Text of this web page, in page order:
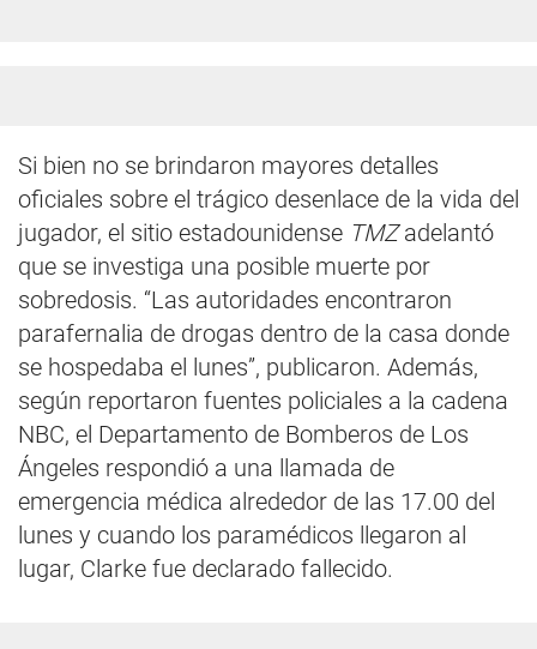
Si bien no se brindaron mayores detalles
oficiales sobre el trágico desenlace de la vida del
jugador, el sitio estadounidense TMZadelantó
que se investiga una posible muerte por
sobredosis. “Las autoridades encontraron
parafernalia de drogas dentro de la casa donde
se hospedaba el lunes”, publicaron. Además,
según reportaron fuentes policiales a la cadena
NBC, el Departamento de Bomberos de Los
Ángeles respondió a una llamada de
emergencia médica alrededor de las 17.00 del
lunes y cuando los paramédicos llegaron al
lugar, Clarke fue declarado fallecido.